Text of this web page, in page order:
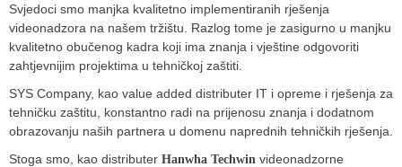
Svjedoci smo manjka kvalitetno implementiranih rješenja
videonadzora na našem tržištu. Razlog tome je zasigurno u manjku
kvalitetno obučenog kadra koji ima znanja i vještine odgovoriti
zahtjevnijim projektima u tehničkoj zaštiti.
SYS Company, kao value added distributer IT i opreme i rješenja za
tehničku zaštitu, konstantno radi na prijenosu znanja i dodatnom
obrazovanju naših partnera u domenu naprednih tehničkih rješenja.
Stoga smo, kao distributer Hanwha Techwin videonadzorne